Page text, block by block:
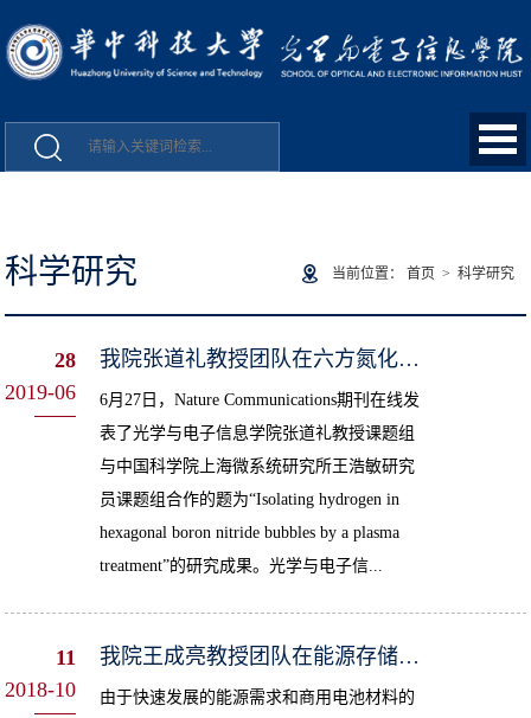
科学研究 当前位置： 首页 > 科学研究
28
2019-06
我院张道礼教授团队在六方氮化硼储氢研究中取得重要进展
6月27日，Nature Communications期刊在线发
表了光学与电子信息学院张道礼教授课题组
与中国科学院上海微系统研究所王浩敏研究
员课题组合作的题为“Isolating hydrogen in
hexagonal boron nitride bubbles by a plasma
treatment”的研究成果。光学与电子信...
11
2018-10
我院王成亮教授团队在能源存储领域取得新进展
由于快速发展的能源需求和商用电池材料的